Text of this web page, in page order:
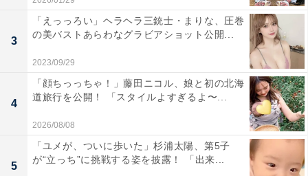
3
「えっっろい」ヘラヘラ三銃士・まりな、圧巻
の美バストあらわなグラビアショット公開...
2023/09/29
4
「顔ちっっちゃ！」藤田ニコル、娘と初の北海
道旅行を公開！ 「スタイルよすぎるよ〜...
2026/08/08
5
「ユメが、ついに歩いた」杉浦太陽、第5子
が“立っち”に挑戦する姿を披露！ 「出来...